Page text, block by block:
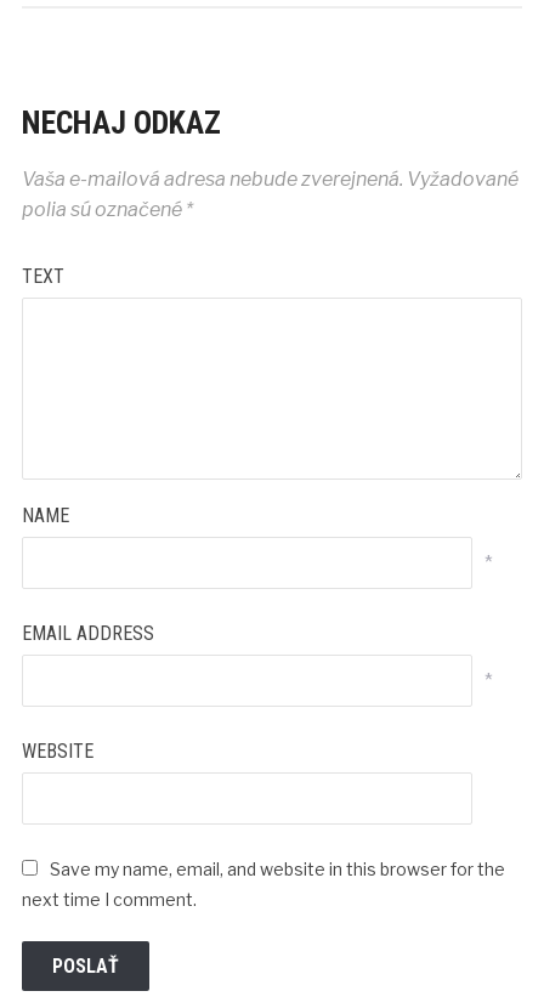
NECHAJ ODKAZ
Vaša e-mailová adresa nebude zverejnená. Vyžadované
polia sú označené *
TEXT
NAME
*
EMAIL ADDRESS
*
WEBSITE
Save my name, email, and website in this browser for the
next time I comment.